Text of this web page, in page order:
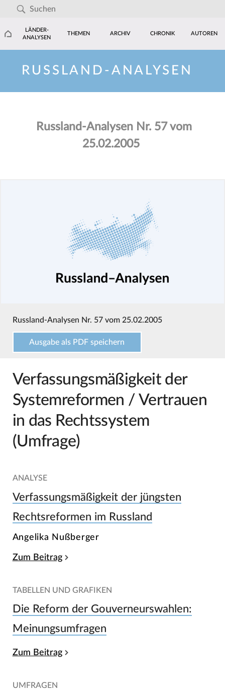
LÄNDER-
ANALYSEN
THEMEN ARCHIV CHRONIK AUTOREN
RUSSLAND-ANALYSEN
Russland-Analysen Nr. 57 vom
25.02.2005
Russland-Analysen Nr. 57 vom 25.02.2005
Ausgabe als PDF speichern
Verfassungsmäßigkeit der
Systemreformen / Vertrauen
in das Rechtssystem
(Umfrage)
ANALYSE
Verfassungsmäßigkeit der jüngsten
Rechtsreformen im Russland
Angelika Nußberger
Zum Beitrag
TABELLEN UND GRAFIKEN
Die Reform der Gouverneurswahlen:
Meinungsumfragen
Zum Beitrag
UMFRAGEN